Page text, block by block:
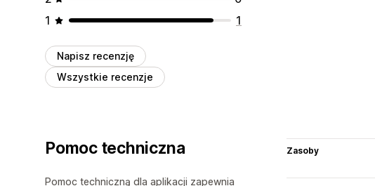
1
1
Napisz recenzję
Wszystkie recenzje
Pomoc techniczna
Pomoc techniczną dla aplikacji zapewnia
Zasoby